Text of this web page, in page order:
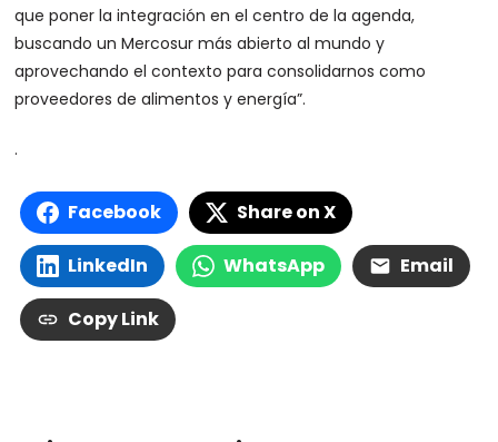
que poner la integración en el centro de la agenda,
buscando un Mercosur más abierto al mundo y
aprovechando el contexto para consolidarnos como
proveedores de alimentos y energía”.
.
Facebook Share on X
LinkedIn WhatsApp Email
Copy Link